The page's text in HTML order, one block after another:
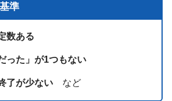
準
数ある
った」が1つもない
了が少ない など